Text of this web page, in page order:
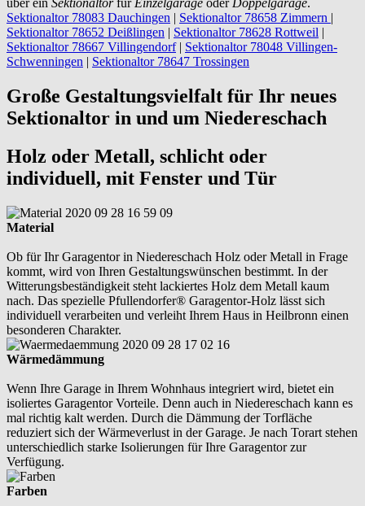
über ein Sektionaltorfür Einzelgarage oder Doppelgarage.
Sektionaltor 78083 Dauchingen | Sektionaltor 78658 Zimmern |
Sektionaltor 78652 Deißlingen | Sektionaltor 78628 Rottweil |
Sektionaltor 78667 Villingendorf| Sektionaltor 78048 Villingen-
Schwenningen | Sektionaltor 78647 Trossingen
Große Gestaltungsvielfalt für Ihr neues
Sektionaltor in und um Niedereschach
Holz oder Metall, schlicht oder
individuell, mit Fenster und Tür
Material
Ob für Ihr Garagentor in Niedereschach Holz oder Metall in Frage
kommt, wird von Ihren Gestaltungswünschen bestimmt. In der
Witterungsbeständigkeit steht lackiertes Holz dem Metall kaum
nach. Das spezielle Pfullendorfer® Garagentor-Holz lässt sich
individuell verarbeiten und verleiht Ihrem Haus in Heilbronn einen
besonderen Charakter.
Wärmedämmung
Wenn Ihre Garage in Ihrem Wohnhaus integriert wird, bietet ein
isoliertes Garagentor Vorteile. Denn auch in Niedereschach kann es
mal richtig kalt werden. Durch die Dämmung der Torfläche
reduziert sich der Wärmeverlust in der Garage. Je nach Torart stehen
unterschiedlich starke Isolierungen für Ihre Garagentor zur
Verfügung.
Farben